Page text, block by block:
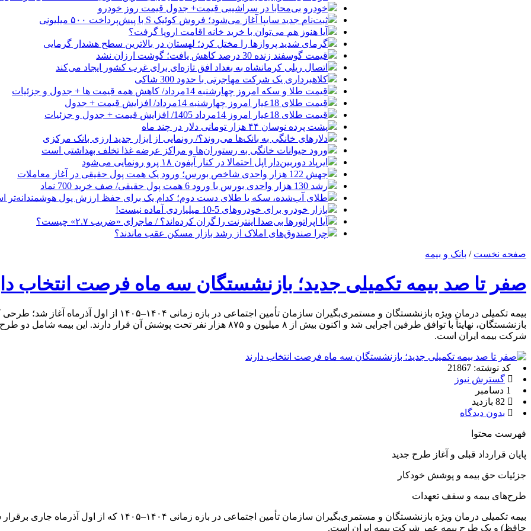
خودرو بی‌محابا در سراشیبی قیمت+ جدول قیمت روز خودرو
ثبت‌نام جدید سایپا آغاز می‌شود؛ فروش کوئیک S با پیش‌پرداخت ۵۰۰ میلیونی
آیا هنوز هم می‌توان با خرید خانه اقامت اروپا گرفت؟
گرمای شدید پروازها را مختل کرد؛ لهستان در بالاترین سطح هشدار گرمایی
قیمت گوسفند زنده 30 درصد کاهش یافت؛ گوشت ارزان نشد
اتصال ریلی کرمانشاه به بغداد افق تازه‌ای برای غرب کشور ایجاد می‌کند
کلاهبرداری یک شرکت مهاجرتی با حدود 300 شاکی
قیمت طلا و سکه امروز چهارشنبه 14مرداد/ کاهش همه قیمت ها + جدول و جزئیات
قیمت طلای 18عیار امروز چهارشنبه 14مرداد/ افزایش قیمت + جدول
قیمت طلای 18عیار امروز 14مرداد 1405/ افزایش قیمت + جدول و جزئیات
پشت پرده نوسان ۴۴ هزار تومانی دلار در چند ماه
دلارهای خانگی به بانک‌ها می‌روند؟/ رونمایی از ابزار جدید ارزی بانک مرکزی
ورود حیوانات خانگی به رستوران‌ها و مراکز عرضه غذا تخلف بهداشتی است
ایرپاد دوربین‌دار اپل احتمالا در کنار آیفون ۱۸ پرو رونمایی می‌شود
جهش 122 هزار واحدی شاخص بورس؛ ورود یک همت پول حقیقی در آغاز معاملات
رشد 130 هزار واحدی بورس با ورود 6 همت پول حقیقی/ صف خرید 700 نماد
طلای آب‌شده، سکه یا طلای دست دوم؛ کدام یک برای حفظ ارزش پول هوشمندانه‌تر
بازار خودرو برای خودروهای 5-10 میلیاردی آماده نیست!
آیا اپراتورها بی‌صدا اینترنت را گران کرده‌اند؟ / ماجرای «ضریب ۲.۷» چیست؟
چرا صندوق‌های املاک از رشد بازار مسکن عقب ماندند؟
صفحه نخست / بانک و بیمه
صفر تا صد بیمه تکمیلی جدید؛ بازنشستگان سه ماه فرصت انتخاب
بیمه تکمیلی درمان ویژه بازنشستگان و مستمری‌بگیران
بازنشستگان، نهایتاً با توافق طرفین اجرایی شد و اکنون بیش از ۸ میلیون و ۸۷۵ هزار نفر
شرکت بیمه ایران است.
کد نوشته: 21867
گسترش نیوز
بدون دیدگاه
فهرست محتوا
پایان قرارداد قبلی و آغاز طرح جدید
جزئیات حق بیمه و پوشش خودکار
طرح‌های بیمه و سقف تعهدات
بیمه تکمیلی درمان ویژه بازنشستگان و مستمری‌بگیران
حافظ) و یک طرح بیمه عمر شرکت بیمه ایران است.